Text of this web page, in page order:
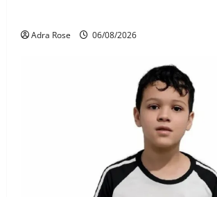
Adra Rose 06/08/2026